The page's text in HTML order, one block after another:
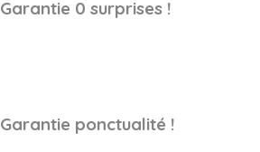
Garantie 0 surprises !
Garantie ponctualité !